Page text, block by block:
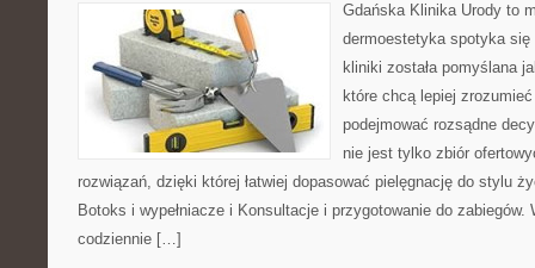
Gdańska Klinika Urody to
dermoestetyka spotyka
kliniki została pomyślana
które chcą lepiej
podejmować rozsądne
nie jest tylko zbiór
rozwiązań, dzięki której łatwiej dopasować pielęgnację do stylu
Botoks i wypełniacze i Konsultacje i przygotowanie do
codziennie […]